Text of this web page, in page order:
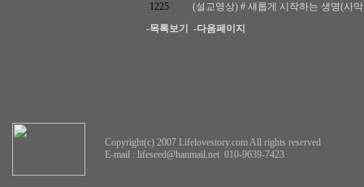
1225
(설교영상) # 새롭게 시작하는 생명(사
-목록보기
-다음페이지
Copyright(c) 2007 Lifelovestory.com All rights reserved
E-mail : lifeseed@hanmail.net 010-9639-7423